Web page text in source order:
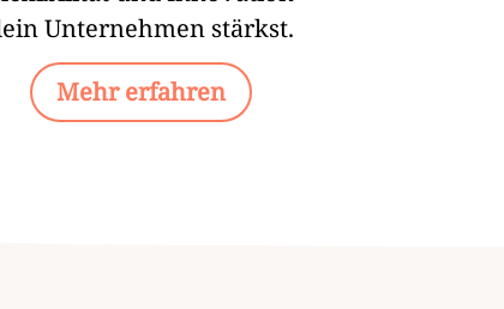
Unternehmen stärkst.
Mehr erfahren